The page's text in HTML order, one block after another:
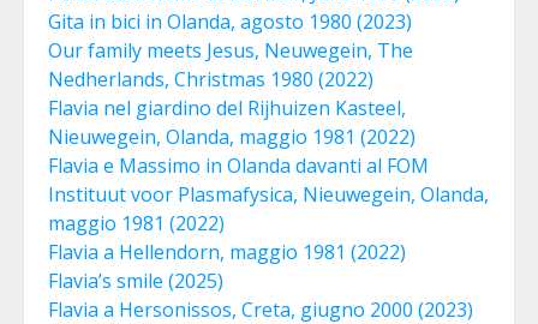
Gita in bici in Olanda, agosto 1980 (2023)
Our family meets Jesus, Neuwegein, The
Nedherlands, Christmas 1980 (2022)
Flavia nel giardino del Rijhuizen Kasteel,
Nieuwegein, Olanda, maggio 1981 (2022)
Flavia e Massimo in Olanda davanti al FOM
Instituut voor Plasmafysica, Nieuwegein, Olanda,
maggio 1981 (2022)
Flavia a Hellendorn, maggio 1981 (2022)
Flavia’s smile (2025)
Flavia a Hersonissos, Creta, giugno 2000 (2023)